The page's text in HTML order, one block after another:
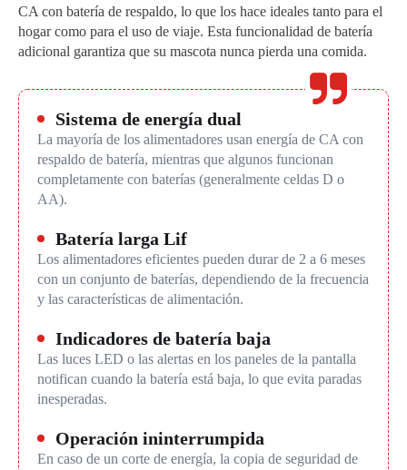
CA con batería de respaldo, lo que los hace ideales tanto para el
hogar como para el uso de viaje. Esta funcionalidad de batería
adicional garantiza que su mascota nunca pierda una comida.
Sistema de energía dual
La mayoría de los alimentadores usan energía de CA con
respaldo de batería, mientras que algunos funcionan
completamente con baterías (generalmente celdas D o
AA).
Batería larga Lif
Los alimentadores eficientes pueden durar de 2 a 6 meses
con un conjunto de baterías, dependiendo de la frecuencia
y las características de alimentación.
Indicadores de batería baja
Las luces LED o las alertas en los paneles de la pantalla
notifican cuando la batería está baja, lo que evita paradas
inesperadas.
Operación ininterrumpida
En caso de un corte de energía, la copia de seguridad de